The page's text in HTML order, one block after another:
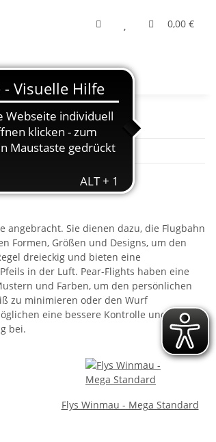
0,00 €
Sie dienen dazu, die Flugbahn
Formen, Größen und Designs, um den
dreieckig und bieten eine
in der Luft. Pear-Flights haben eine
und Farben, um den persönlichen
zu minimieren oder den Wurf
eine bessere Kontrolle und
bei.
Flys Winmau - Mega Standard